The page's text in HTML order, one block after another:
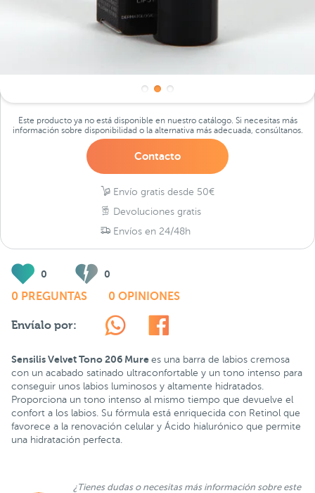
Este producto ya no está disponible en nuestro catálogo. Si necesitas más
información sobre disponibilidad o la alternativa más adecuada, consúltanos.
Contacto
Envío gratis desde 50€
Devoluciones gratis
Envíos en 24/48h
0 0
0 PREGUNTAS 0 OPINIONES
Envíalo por:
Sensilis Velvet Tono 206 Mure es una barra de labios cremosa
con un acabado satinado ultraconfortable y un tono intenso para
conseguir unos labios luminosos y altamente hidratados.
Proporciona un tono intenso al mismo tiempo que devuelve el
confort a los labios. Su fórmula está enriquecida con Retinol que
favorece a la renovación celular y Ácido hialurónico que permite
una hidratación perfecta.
¿Tienes dudas o necesitas más información sobre este